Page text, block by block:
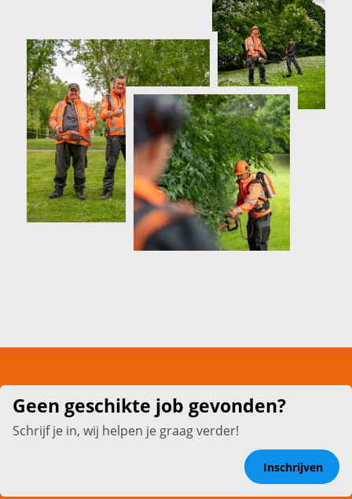
Geen geschikte job gevonden?
Schrijf je in, wij helpen je graag verder!
Inschrijven